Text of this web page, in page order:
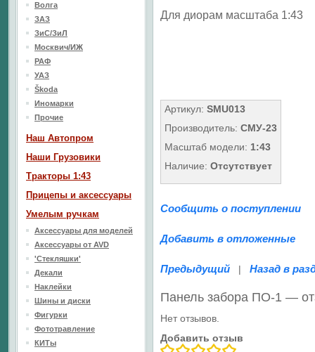
Для диорам масштаба 1:43
Артикул: SMU013
Производитель: СМУ-23
Масштаб модели: 1:43
Наличие: Отсутствует
Сообщить о поступлении
Добавить в отложенные
Предыдущий | Назад в
Панель забора ПО-1 —
Нет отзывов.
Добавить отзыв
Волга
ЗАЗ
ЗиС/ЗиЛ
Москвич/ИЖ
РАФ
УАЗ
Škoda
Иномарки
Прочие
Наш Aвтопром
Наши Грузовики
Тракторы 1:43
Прицепы и аксессуары
Умелым ручкам
Аксессуары для моделей
Аксессуары от AVD
'Стекляшки'
Декали
Наклейки
Шины и диски
Фигурки
Фототравление
КИТы